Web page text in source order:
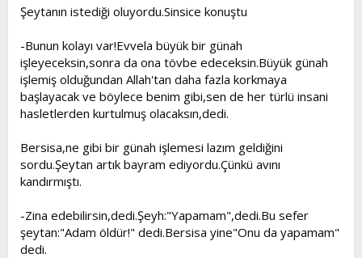
Şeytanın istediği oluyordu.Sinsice konuştu
-Bunun kolayı var!Evvela büyük bir günah
işleyeceksin,sonra da ona tövbe edeceksin.Büyük günah
işlemiş olduğundan Allah'tan daha fazla korkmaya
başlayacak ve böylece benim gibi,sen de her türlü insani
hasletlerden kurtulmuş olacaksın,dedi.
Bersisa,ne gibi bir günah işlemesi lazım geldiğini
sordu.Şeytan artık bayram ediyordu.Çünkü avını
kandırmıştı.
-Zina edebilirsin,dedi.Şeyh:"Yapamam",dedi.Bu sefer
şeytan:"Adam öldür!" dedi.Bersisa yine"Onu da yapamam"
dedi.